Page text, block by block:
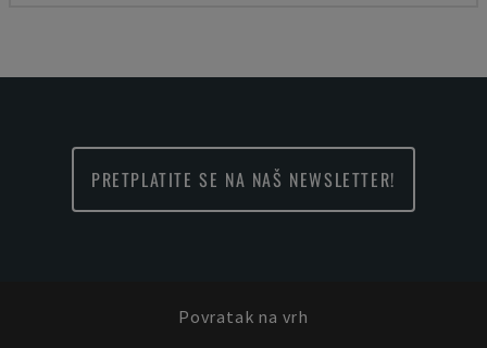
PRETPLATITE SE NA NAŠ NEWSLETTER!
Povratak na vrh